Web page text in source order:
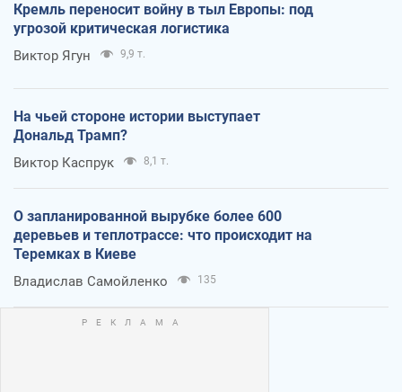
Кремль переносит войну в тыл Европы: под
угрозой критическая логистика
Виктор Ягун 9,9 т.
На чьей стороне истории выступает
Дональд Трамп?
Виктор Каспрук 8,1 т.
О запланированной вырубке более 600
деревьев и теплотрассе: что происходит на
Теремках в Киеве
Владислав Самойленко 135